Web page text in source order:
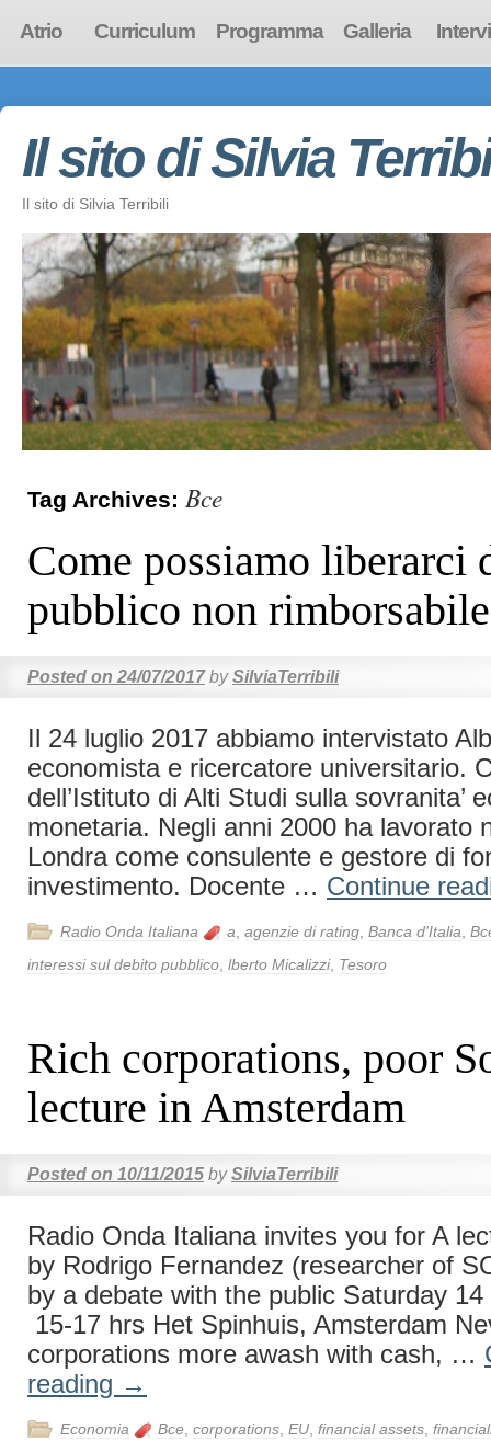
Atrio Curriculum Programma Galleria
Il sito di Silvia
Il sito di Silvia Terribili
Tag Archives: Bce
Come possiamo liberarci
pubblico non
Posted on 24/07/2017 by SilviaTerribili
Il 24 luglio 2017 abbiamo intervistato
economista e ricercatore universitario.
dell’Istituto di Alti Studi sulla sovranita’
monetaria. Negli anni 2000 ha lavorato
Londra come consulente e gestore di
investimento. Docente … Continue
Radio Onda Italiana a agenzie di rating Banca d'Italia
interessi sul debito pubblico lberto Micalizzi, Tesoro
Rich corporations, poor
lecture in Amsterdam
Posted on 10/11/2015 by SilviaTerribili
Radio Onda Italiana invites you for A
by Rodrigo Fernandez (researcher of
by a debate with the public Saturday
15-17 hrs Het Spinhuis, Amsterdam
corporations more awash with cash, …
reading →
Economia Bce corporations EU financial assets